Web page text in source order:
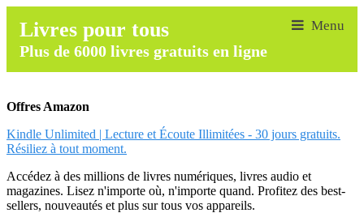
Livres pour tous
Plus de 6000 livres gratuits en ligne
Offres Amazon
Kindle Unlimited | Lecture et Écoute Illimitées - 30 jours gratuits.
Résiliez à tout moment.
Accédez à des millions de livres numériques, livres audio et
magazines. Lisez n'importe où, n'importe quand. Profitez des best-
sellers, nouveautés et plus sur tous vos appareils.